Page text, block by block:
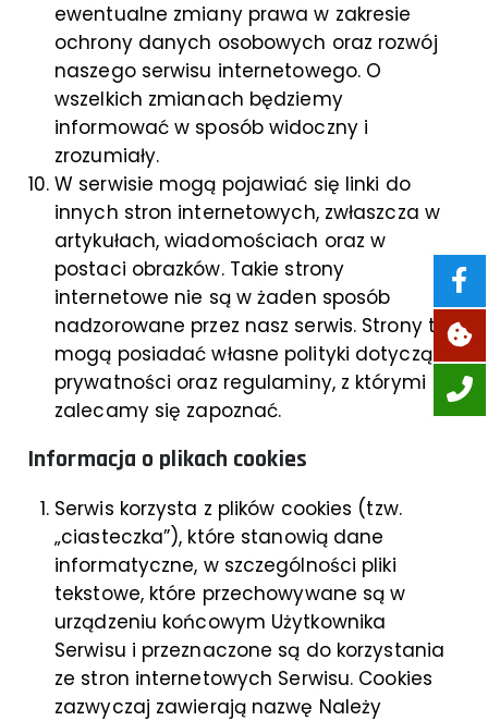
ewentualne zmiany prawa w zakresie
ochrony danych osobowych oraz rozwój
naszego serwisu internetowego. O
wszelkich zmianach będziemy
informować w sposób widoczny i
zrozumiały.
W serwisie mogą pojawiać się linki do
innych stron internetowych, zwłaszcza w
artykułach, wiadomościach oraz w
postaci obrazków. Takie strony
internetowe nie są w żaden sposób
nadzorowane przez nasz serwis. Strony te
mogą posiadać własne polityki dotyczące
prywatności oraz regulaminy, z którymi
zalecamy się zapoznać.
Informacja o plikach cookies
Serwis korzysta z plików cookies (tzw.
„ciasteczka”), które stanowią dane
informatyczne, w szczególności pliki
tekstowe, które przechowywane są w
urządzeniu końcowym Użytkownika
Serwisu i przeznaczone są do korzystania
ze stron internetowych Serwisu. Cookies
zazwyczaj zawierają nazwę Należy